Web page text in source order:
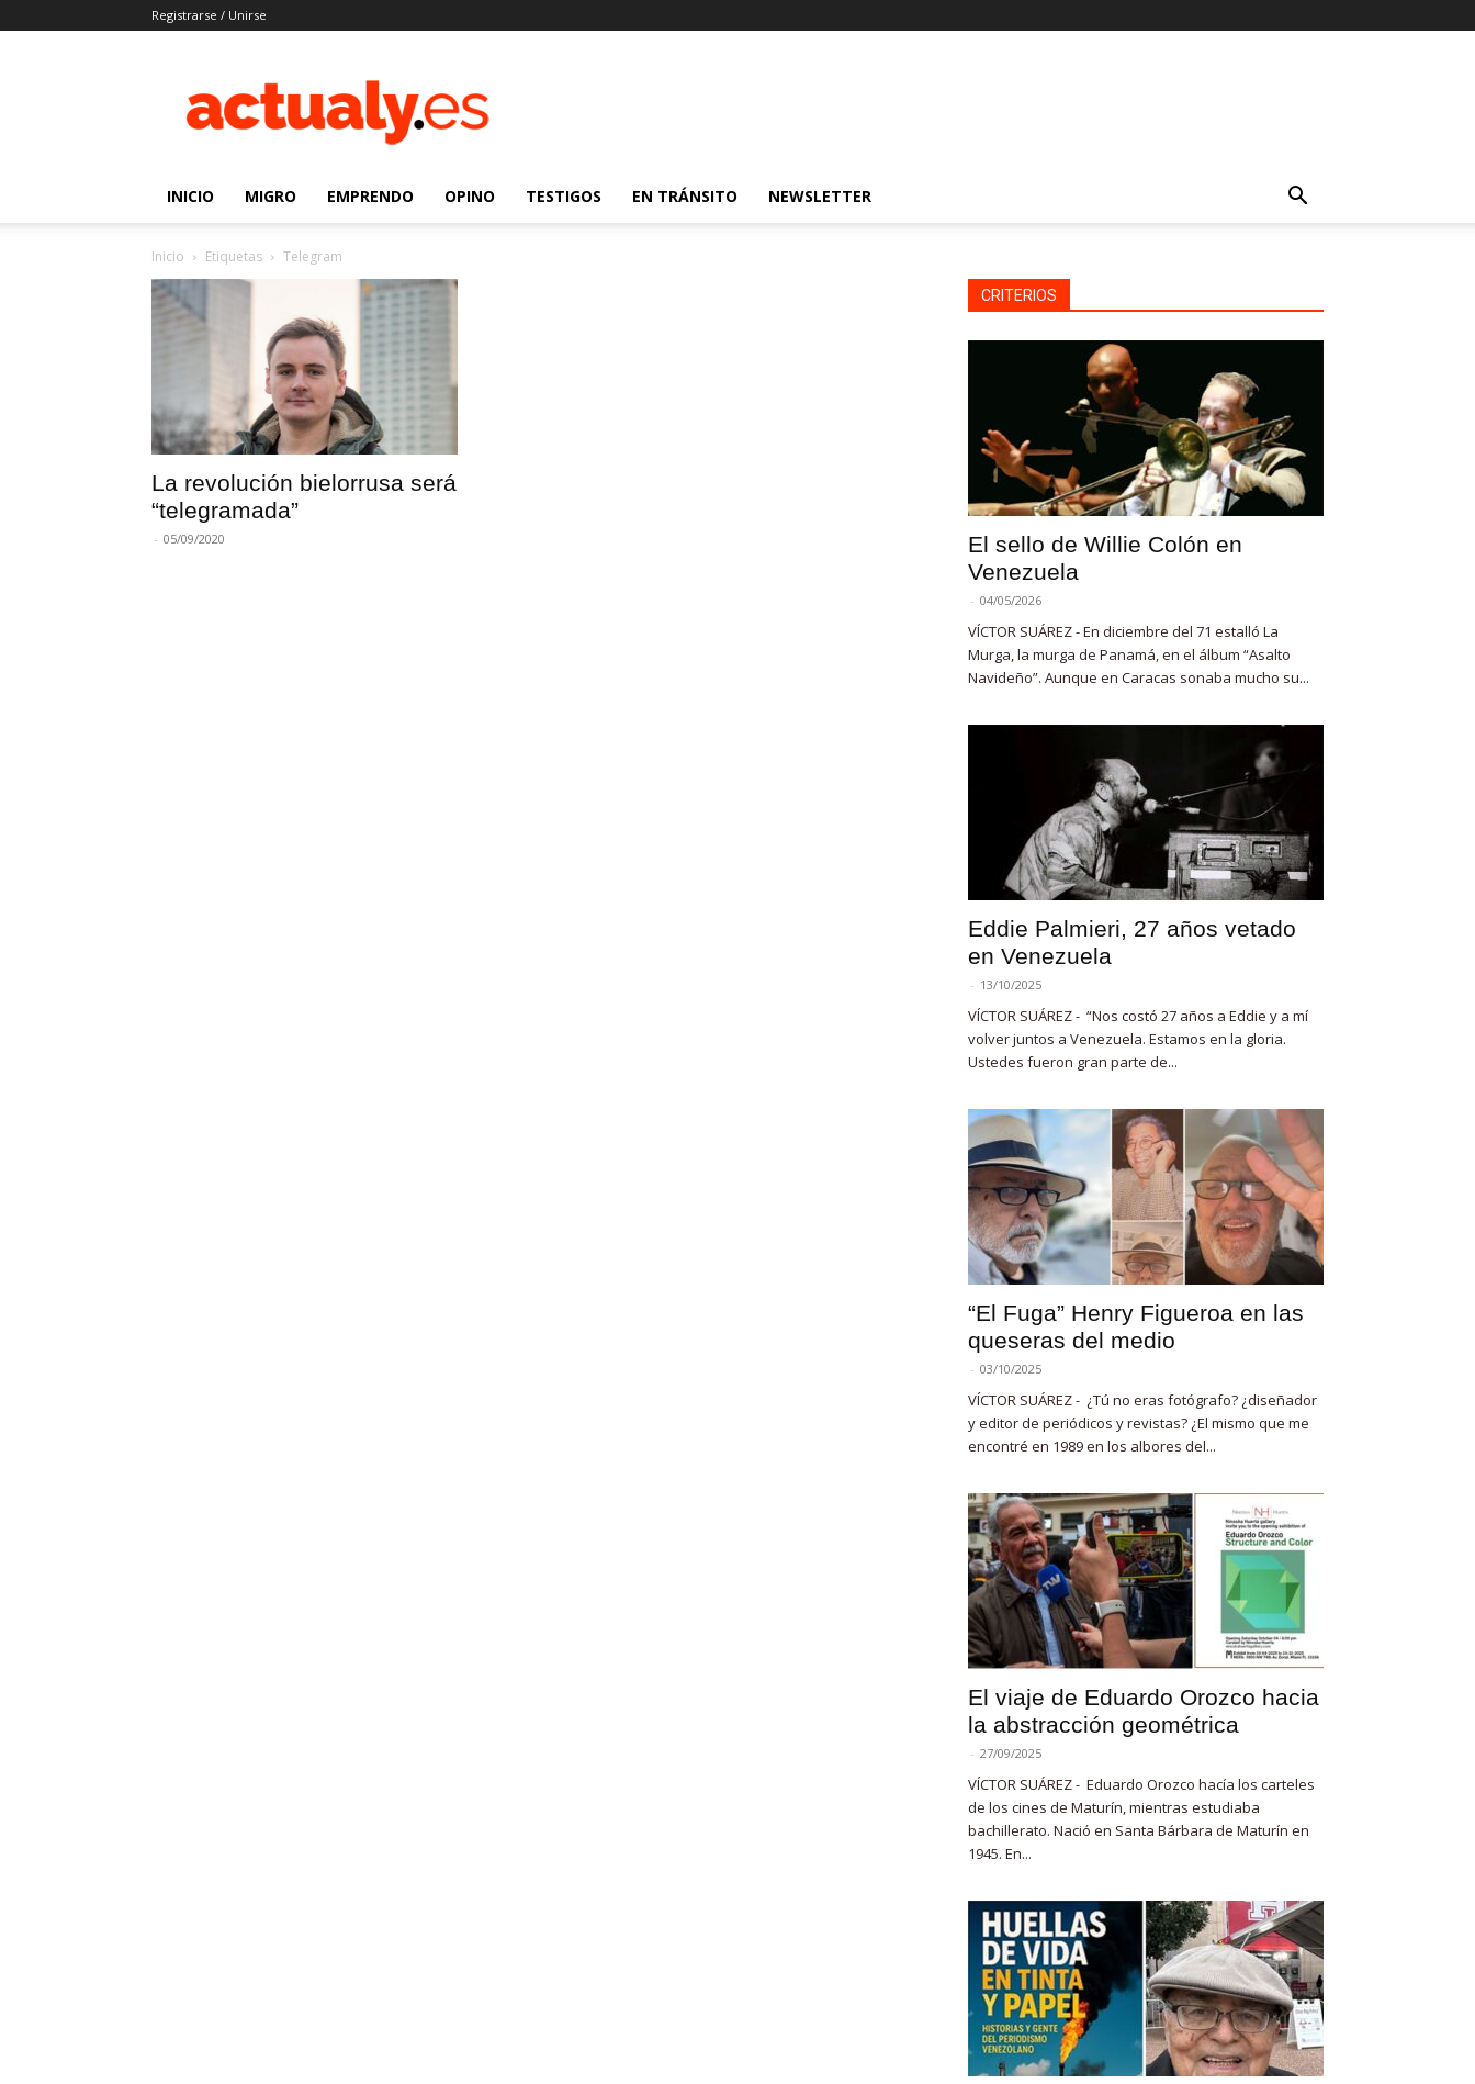
Registrarse / Unirse
|
Noticias
venezolanos
INICIO MIGRO EMPRENDO OPINO TESTIGOS EN TRÁNSITO NEWSLETTER
Inicio Etiquetas Telegram
La revolución bielorrusa será
“telegramada”
- 05/09/2020
CRITERIOS
El sello de Willie Colón en
Venezuela
- 04/05/2026
VÍCTOR SUÁREZ - En diciembre del 71 estalló La
Murga, la murga de Panamá, en el álbum “Asalto
Navideño”. Aunque en Caracas sonaba mucho su...
Eddie Palmieri, 27 años vetado
en Venezuela
- 13/10/2025
VÍCTOR SUÁREZ - “Nos costó 27 años a Eddie y a mí
volver juntos a Venezuela. Estamos en la gloria.
Ustedes fueron gran parte de...
“El Fuga” Henry Figueroa en las
queseras del medio
- 03/10/2025
VÍCTOR SUÁREZ - ¿Tú no eras fotógrafo? ¿diseñador
y editor de periódicos y revistas? ¿El mismo que me
encontré en 1989 en los albores del...
El viaje de Eduardo Orozco hacia
la abstracción geométrica
- 27/09/2025
VÍCTOR SUÁREZ - Eduardo Orozco hacía los carteles
de los cines de Maturín, mientras estudiaba
bachillerato. Nació en Santa Bárbara de Maturín en
1945. En...